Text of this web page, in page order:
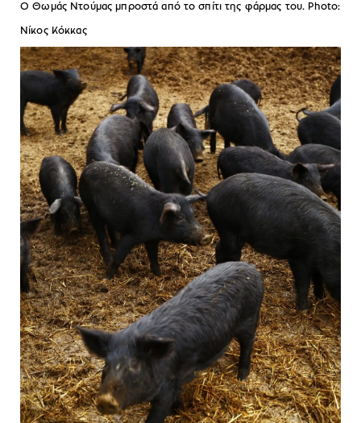
Ο Θωμάς Ντούμας μπροστά από το σπίτι της φάρμας του. Photo:
Νίκος Κόκκας